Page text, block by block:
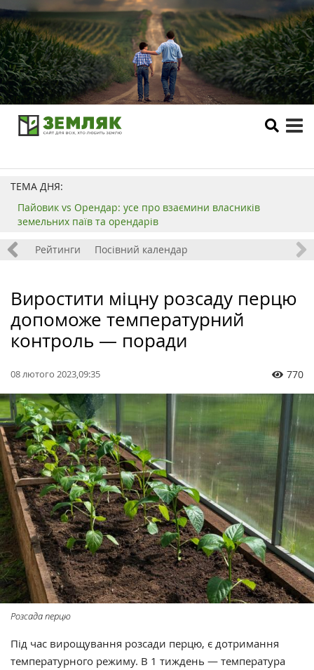
ТЕМА ДНЯ:
Пайовик vs Орендар: усе про взаємини власників
земельних паїв та орендарів
Рейтинги Посівний календар
Виростити міцну розсаду перцю
допоможе температурний
контроль — поради
08 лютого 2023,09:35 770
Розсада перцю
Під час вирощування розсади перцю, є дотримання
температурного режиму. В 1 тиждень — температура